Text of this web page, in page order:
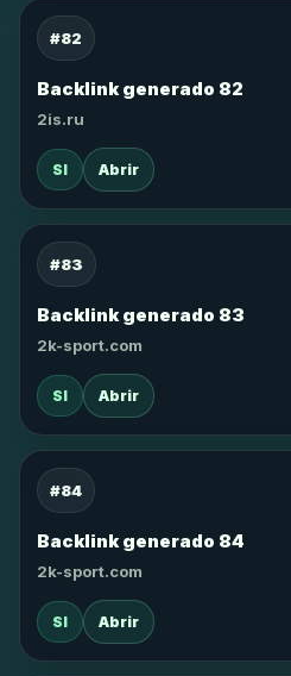
#82
Backlink generado 82
2is.ru
SI Abrir
#83
Backlink generado 83
2k-sport.com
SI Abrir
#84
Backlink generado 84
2k-sport.com
SI Abrir